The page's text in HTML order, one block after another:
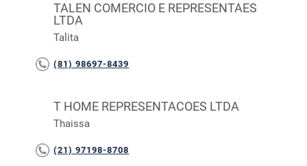
TALEN COMERCIO E REPRESENTAES
LTDA
Talita
(81) 98697-8439
T HOME REPRESENTACOES LTDA
Thaissa
(21) 97198-8708